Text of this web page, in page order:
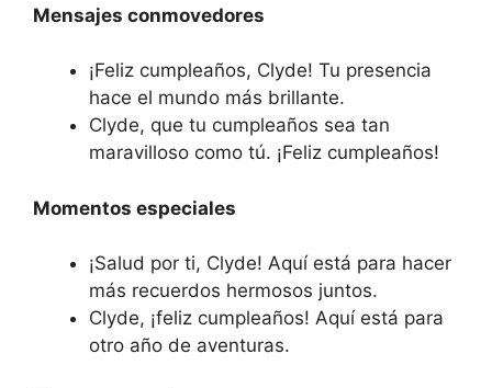
Mensajes conmovedores
¡Feliz cumpleaños, Clyde! Tu presencia
hace el mundo más brillante.
Clyde, que tu cumpleaños sea tan
maravilloso como tú. ¡Feliz cumpleaños!
Momentos especiales
¡Salud por ti, Clyde! Aquí está para hacer
más recuerdos hermosos juntos.
Clyde, ¡feliz cumpleaños! Aquí está para
otro año de aventuras.